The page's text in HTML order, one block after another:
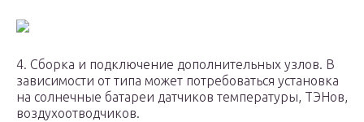
4. Сборка и подключение дополнительных узлов. В
зависимости от типа может потребоваться установка
на солнечные батареи датчиков температуры, ТЭНов,
воздухоотводчиков.